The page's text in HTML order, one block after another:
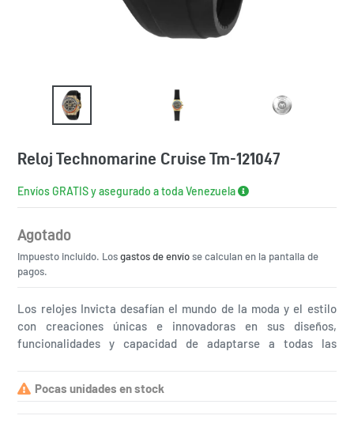
Reloj Technomarine Cruise Tm-121047
Envíos GRATIS y asegurado a toda Venezuela
Precio
habitual
Agotado
Impuesto incluido. Losgastos de envíose calculan en la pantalla de
pagos.
Los relojes Invicta desafían el mundo de la moda y el estilo
con creaciones únicas e innovadoras en sus diseños,
funcionalidades y capacidad de adaptarse a todas las
Pocas unidades en stock